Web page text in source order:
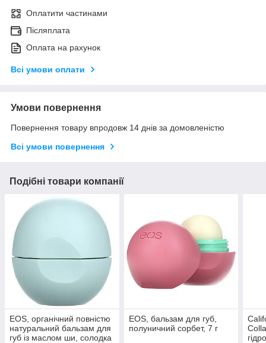
Оплатити частинами
Післяплата
Оплата на рахунок
Всі умови оплати
Умови повернення
Повернення товару впродовж 14 днів за домовленістю
Всі умови повернення
Подібні товари компанії
EOS, органічний повністю
натуральний бальзам для
губ із маслом ши, солодка
EOS, бальзам для губ,
полуничний сорбет, 7 г